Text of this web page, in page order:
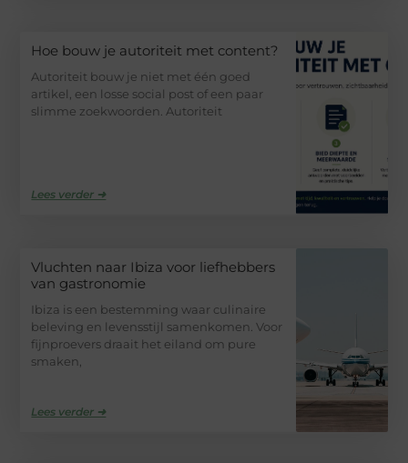
Hoe bouw je autoriteit met content?
Autoriteit bouw je niet met één goed
artikel, een losse social post of een paar
slimme zoekwoorden. Autoriteit
Lees verder ➜
Vluchten naar Ibiza voor liefhebbers
van gastronomie
Ibiza is een bestemming waar culinaire
beleving en levensstijl samenkomen. Voor
fijnproevers draait het eiland om pure
smaken,
Lees verder ➜